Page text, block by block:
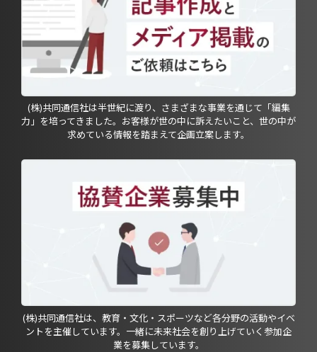
(株)共同通信社は半世紀に渡り、さまざまな事業を通じて「編集
力」を培ってきました。お客様が世の中に訴えたいこと、世の中が
求めている情報を踏まえて企画立案します。
(株)共同通信社は、教育・文化・スポーツなど各分野の活動やイベ
ントを主催しています。一緒に未来社会を創り上げていく参加企
業を募集しています。